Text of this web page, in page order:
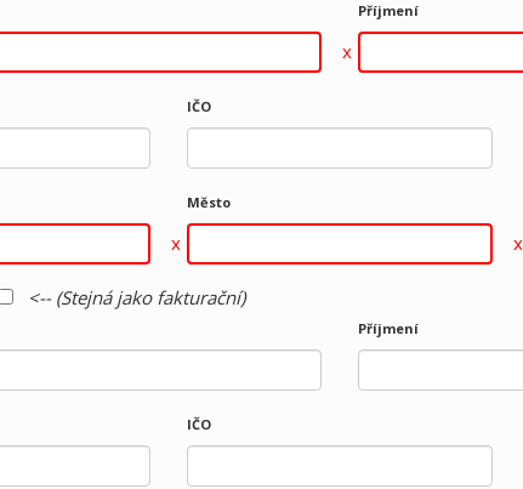
Příjmení
IČO
Město
<-- (Stejná jako fakturační)
Příjmení
IČO